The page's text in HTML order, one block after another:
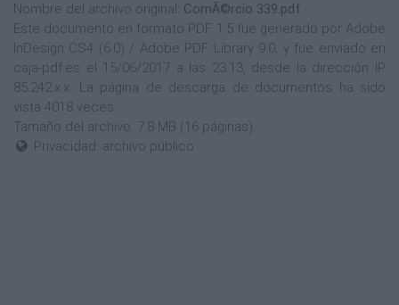
Nombre del archivo original: ComÃ©rcio 339.pdf
Este documento en formato PDF 1.5 fue generado por Adobe
InDesign CS4 (6.0) / Adobe PDF Library 9.0, y fue enviado en
caja-pdf.es el 15/06/2017 a las 23:13, desde la dirección IP
85.242.x.x. La página de descarga de documentos ha sido
vista 4018 veces.
Tamaño del archivo: 7.8 MB (16 páginas).
Privacidad: archivo público